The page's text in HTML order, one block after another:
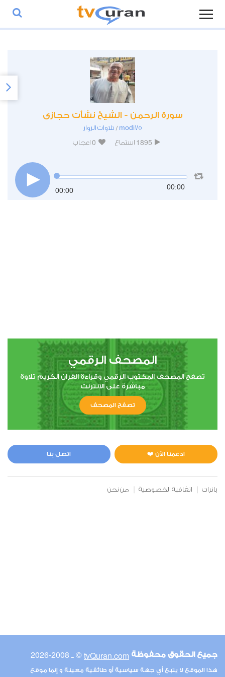
سورة الرحمن - الشيخ نشأت حجازى
modi75
/ تلاوات الزوار
1895 استماع 0 اعجاب
00:00 00:00
المصحف الرقمي
تصفح المصحف المكتوب الرقمي وقراءة القران الكريم تلاوة
مباشرة على الانترنت
تصفح المصحف
ادعمنا الآن ❤️ اتصل بنا
بانرات اتفاقية الخصوصية من نحن
جميع الحقوق محفوظة tvQuran.com© ـ 2008-2026
هذا الموقع لا يتبع أي جهة سياسية أو طائفية معينة و إنما موقع